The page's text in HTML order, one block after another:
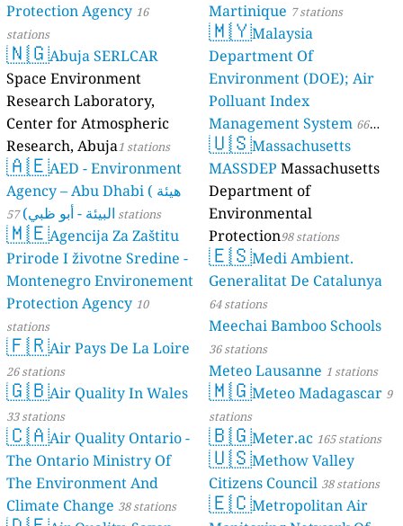
Protection Agency 16
stations
🇳🇬Abuja SERLCAR
Space Environment
Research Laboratory,
Center for Atmospheric
Research, Abuja1 stations
🇦🇪AED - Environment
Agency – Abu Dhabi ( هيئة
البيئة - أبو ظبي) 57 stations
🇲🇪Agencija Za Zaštitu
Prirode I životne Sredine -
Montenegro Environement
Protection Agency 10
stations
🇫🇷Air Pays De La Loire
26 stations
🇬🇧Air Quality In Wales
33 stations
🇨🇦Air Quality Ontario -
The Ontario Ministry Of
The Environment And
Climate Change 38 stations
Martinique 7 stations
🇲🇾Malaysia
Department Of
Environment (DOE); Air
Polluant Index
Management System 66
stations
🇺🇸Massachusetts
MASSDEP Massachusetts
Department of
Environmental
Protection98 stations
🇪🇸Medi Ambient.
Generalitat De Catalunya
64 stations
Meechai Bamboo Schools
36 stations
Meteo Lausanne 1 stations
🇲🇬Meteo Madagascar 9
stations
🇧🇬Meter.ac 165 stations
🇺🇸Methow Valley
Citizens Council 38 stations
🇪🇨Metropolitan Air